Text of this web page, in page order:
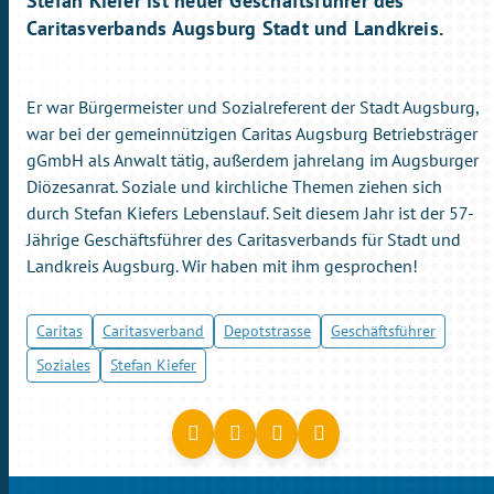
Caritasverbands Augsburg Stadt und Landkreis.
Er war Bürgermeister und Sozialreferent der Stadt Augsburg,
war bei der gemeinnützigen Caritas Augsburg Betriebsträger
gGmbH als Anwalt tätig, außerdem jahrelang im Augsburger
Diözesanrat. Soziale und kirchliche Themen ziehen sich
durch Stefan Kiefers Lebenslauf. Seit diesem Jahr ist der 57-
Jährige Geschäftsführer des Caritasverbands für Stadt und
Landkreis Augsburg. Wir haben mit ihm gesprochen!
Caritas Caritasverband Depotstrasse
Geschäftsführer
Soziales
Stefan Kiefer